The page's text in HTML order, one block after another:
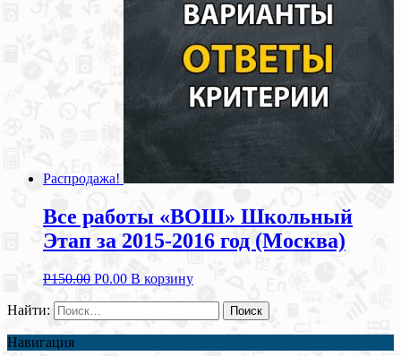
Распродажа!
Все работы «ВОШ» Школьный
Этап за 2015-2016 год (Москва)
Р150.00 Р0.00 В корзину
Найти:
Навигация